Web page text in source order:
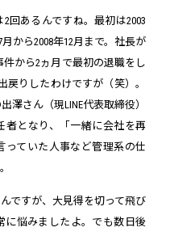
回あるんですね。最初は2003
から2008年12月まで。社長が
件から2ヵ月で最初の退職をし
戻りしたわけですが（笑）。
澤さん（現LINE代表取締役）
者となり、「一緒に会社を再
っていた人事など管理系の仕
ですが、大見得を切って飛び
に悩みましたよ。でも数日後